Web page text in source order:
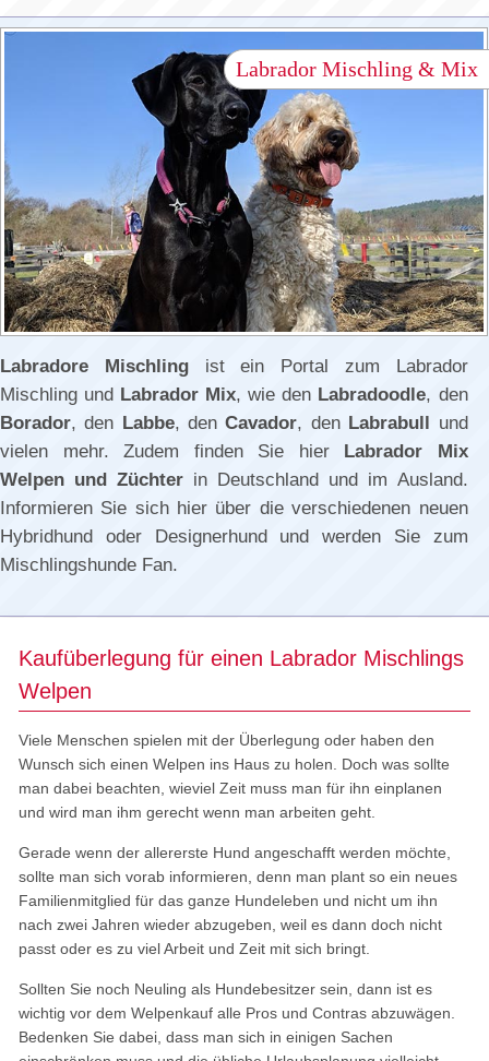
Labradore Mischlingist ein Portal zum Labrador
Mischling und Labrador Mix, wie den Labradoodle, den
Borador, den Labbe, denCavador, den Labrabull und
vielen mehr. Zudem finden Sie hier Labrador Mix
Welpen und Züchter in Deutschland und im Ausland.
Informieren Sie sich hier über die verschiedenen neuen
Hybridhund oder Designerhund und werden Sie zum
Mischlingshunde Fan.
Labrador Mischling & Mix
Kaufüberlegung für einen Labrador Mischlings
Welpen
Viele Menschen spielen mit der Überlegung oder haben den
Wunsch sich einen Welpen ins Haus zu holen. Doch was sollte
man dabei beachten, wieviel Zeit muss man für ihn einplanen
und wird man ihm gerecht wenn man arbeiten geht.
Gerade wenn der allererste Hund angeschafft werden möchte,
sollte man sich vorab informieren, denn man plant so ein neues
Familienmitglied für das ganze Hundeleben und nicht um ihn
nach zwei Jahren wieder abzugeben, weil es dann doch nicht
passt oder es zu viel Arbeit und Zeit mit sich bringt.
Sollten Sie noch Neuling als Hundebesitzer sein, dann ist es
wichtig vor dem Welpenkauf alle Pros und Contras abzuwägen.
Bedenken Sie dabei, dass man sich in einigen Sachen